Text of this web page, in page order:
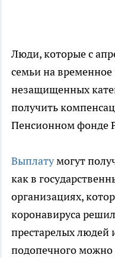
Люди, которые с
семьи на
незащищенных
получить
Пенсионном фонде
Выплатумогут
как в
организациях,
коронавируса
престарелых людей
подопечного можно